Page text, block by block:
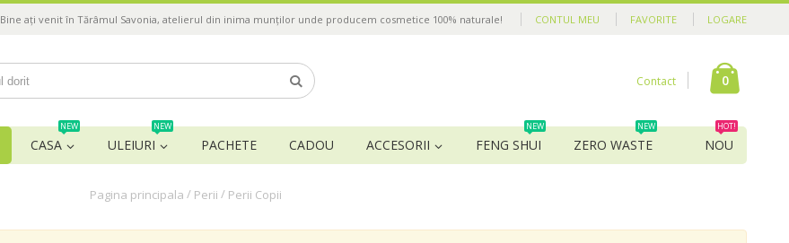
CONTUL MEU FAVORITE LOGARE
Bine ați venit în Tărâmul Savonia, atelierul din inima munților unde producem cosmetice 100% naturale!
Contact 0
CASA
NEW
ULEIURI
NEW
PACHETE CADOU ACCESORII FENG SHUI
NEW
ZERO WASTE
NEW
NOU
HOT!
Pagina principala / Perii / Perii Copii